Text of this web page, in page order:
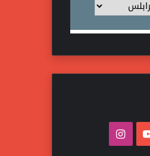
يوتيوبانستقرام